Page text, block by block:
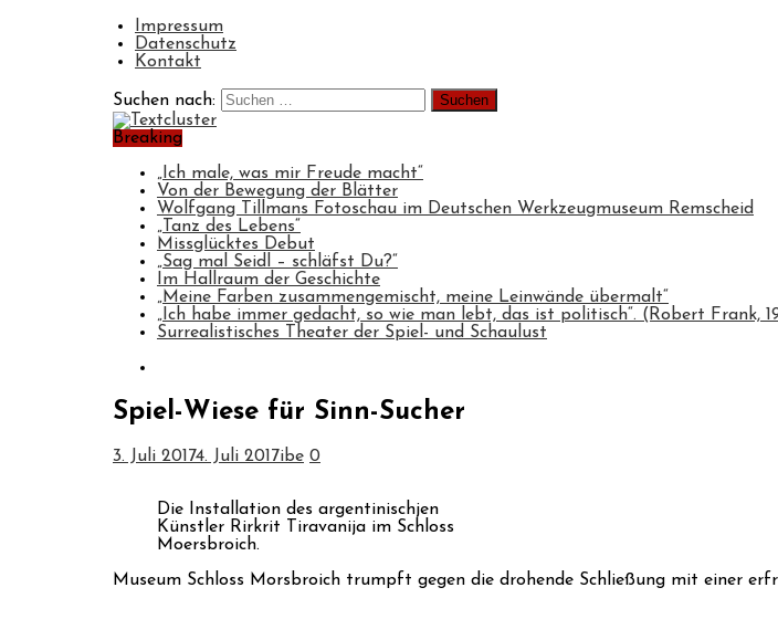
Impressum
Datenschutz
Kontakt
Suchen nach:
Breaking
„Ich male, was mir Freude macht“
Von der Bewegung der Blätter
Wolfgang Tillmans Fotoschau im Deutschen Werkzeugmuseum Remscheid
„Tanz des Lebens“
Missglücktes Debut
„Sag mal Seidl – schläfst Du?“
Im Hallraum der Geschichte
„Meine Farben zusammengemischt, meine Leinwände übermalt“
„Ich habe immer gedacht, so wie man lebt, das ist politisch“. (Robert Frank,
Surrealistisches Theater der Spiel- und Schaulust
Spiel-Wiese für Sinn-Sucher
3. Juli 20174. Juli 2017ibe 0
Die Installation des argentinischjen
Künstler Rirkrit Tiravanija im Schloss
Moersbroich.
Museum Schloss Morsbroich trumpft gegen die drohende Schließung mit einer